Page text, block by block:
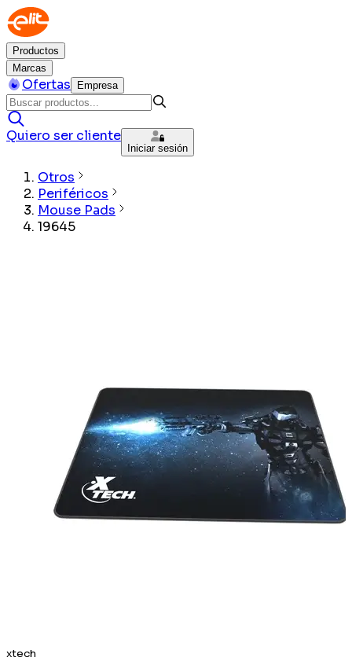
Productos
Marcas
Ofertas Empresa
Quiero ser cliente
Iniciar sesión
Otros
Periféricos
Mouse Pads
19645
xtech